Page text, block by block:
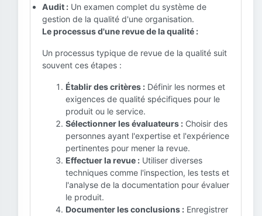
Audit : Un examen complet du système de
gestion de la qualité d'une organisation.
Le processus d'une revue de la qualité :
Un processus typique de revue de la qualité suit
souvent ces étapes :
Établir des critères : Définir les normes et
exigences de qualité spécifiques pour le
produit ou le service.
Sélectionner les évaluateurs : Choisir des
personnes ayant l'expertise et l'expérience
pertinentes pour mener la revue.
Effectuer la revue : Utiliser diverses
techniques comme l'inspection, les tests et
l'analyse de la documentation pour évaluer
le produit.
Documenter les conclusions : Enregistrer